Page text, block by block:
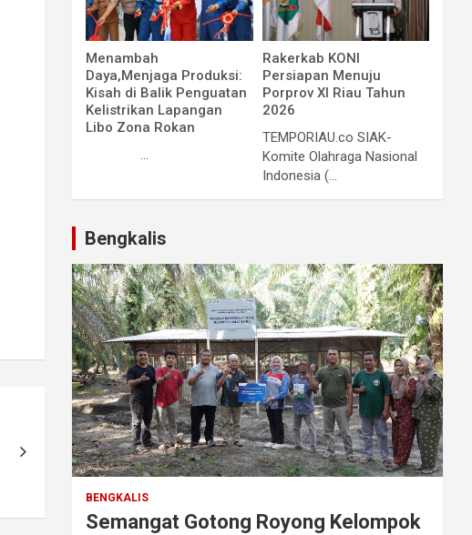
Menambah
Daya,Menjaga Produksi:
Kisah di Balik Penguatan
Kelistrikan Lapangan
Libo Zona Rokan
...
Rakerkab KONI
Persiapan Menuju
Porprov XI Riau Tahun
2026
TEMPORIAU.co SIAK-
Komite Olahraga Nasional
Indonesia (...
Bengkalis
BENGKALIS
Semangat Gotong Royong Kelompok